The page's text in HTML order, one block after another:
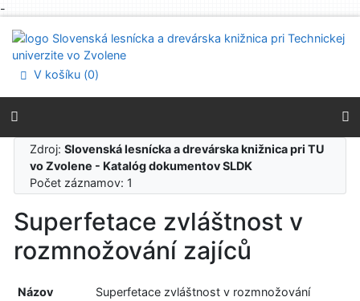
-
Prejsť na menu
Prehlásenie o webovej prístupnosti
V košíku (0)
Zdroj:Slovenská lesnícka a drevárska knižnica pri TU
vo Zvolene - Katalóg dokumentov SLDK
Počet záznamov: 1
Superfetace zvláštnost v
rozmnožování zajíců
Názov
Superfetace zvláštnost v rozmnožování